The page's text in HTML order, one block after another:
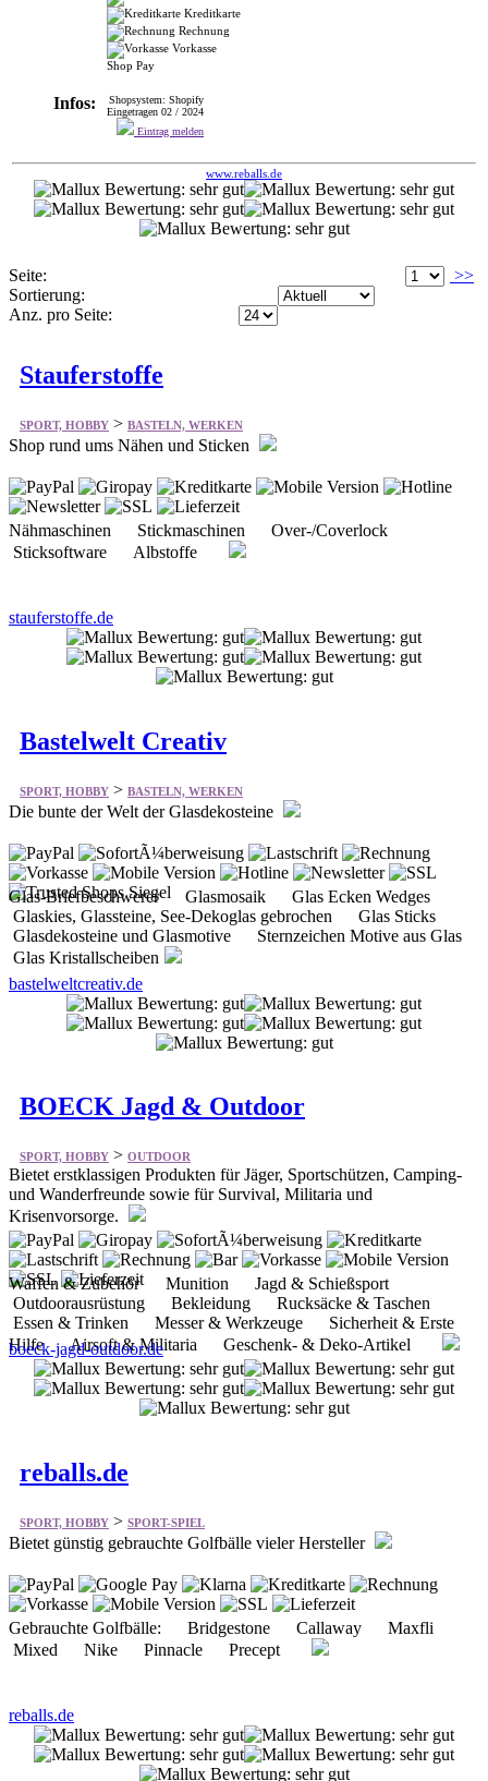
Kreditkarte
Rechnung
Vorkasse
Shop Pay
Infos:
Shopsystem: Shopify
Eingetragen 02 / 2024
Eintrag melden
www.reballs.de
Seite:
>>
Sortierung:
Anz. pro Seite:
Stauferstoffe
SPORT, HOBBY > BASTELN, WERKEN
Shop rund ums Nähen und Sticken
Nähmaschinen Stickmaschinen Over-/Coverlock
Sticksoftware Albstoffe
stauferstoffe.de
Bastelwelt Creativ
SPORT, HOBBY > BASTELN, WERKEN
Die bunte der Welt der Glasdekosteine
Glas-Briefbeschwerer Glasmosaik Glas Ecken Wedges
Glaskies, Glassteine, See-Dekoglas gebrochen Glas Sticks
Glasdekosteine und Glasmotive Sternzeichen Motive aus Glas
Glas Kristallscheiben
bastelweltcreativ.de
BOECK Jagd & Outdoor
SPORT, HOBBY > OUTDOOR
Bietet erstklassigen Produkten für Jäger, Sportschützen, Camping-
und Wanderfreunde sowie für Survival, Militaria und
Krisenvorsorge.
Waffen & Zubehör Munition Jagd & Schießsport
Outdoorausrüstung Bekleidung Rucksäcke & Taschen
Essen & Trinken Messer & Werkzeuge Sicherheit & Erste
Hilfe Airsoft & Militaria Geschenk- & Deko-Artikel
boeck-jagd-outdoor.de
reballs.de
SPORT, HOBBY > SPORT-SPIEL
Bietet günstig gebrauchte Golfbälle vieler Hersteller
Gebrauchte Golfbälle: Bridgestone Callaway Maxfli
Mixed Nike Pinnacle Precept
reballs.de